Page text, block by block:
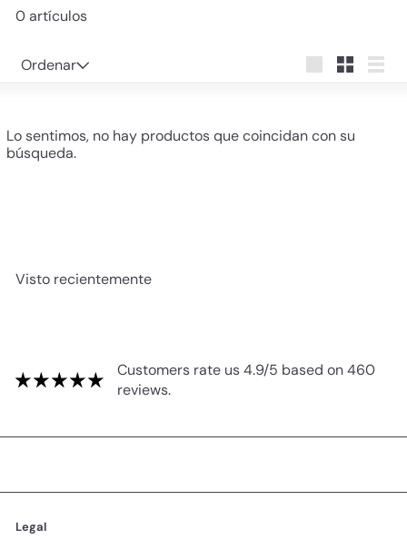
0 artículos
Ordenar
Ordenar
Lo sentimos, no hay productos que coincidan con su
búsqueda.
Visto recientemente
Customers rate us 4.9/5 based on 460
reviews.
Legal